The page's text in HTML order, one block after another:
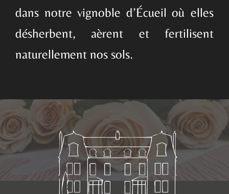
dans notre vignoble d’Écueil où elles
désherbent, aèrent et fertilisent
naturellement nos sols.